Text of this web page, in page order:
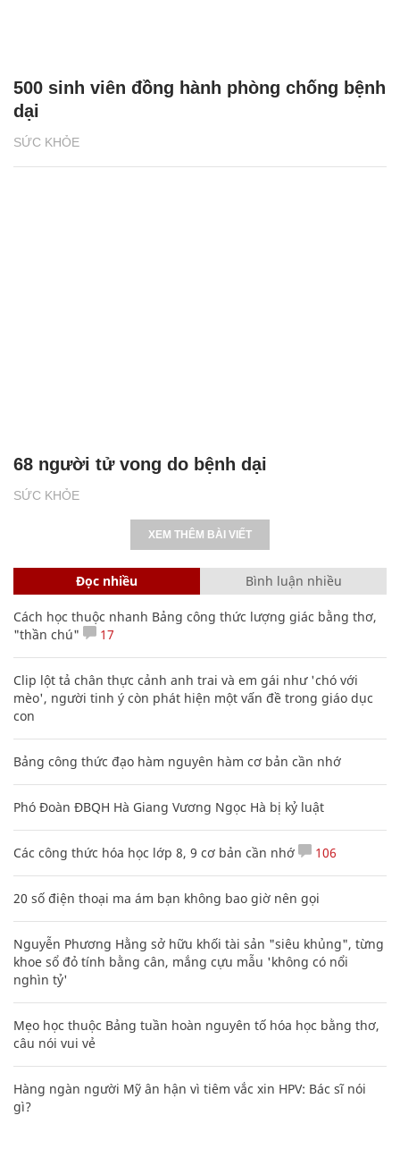
SỨC KHỎE
500 sinh viên đồng hành phòng chống bệnh
dại
SỨC KHỎE
68 người tử vong do bệnh dại
XEM THÊM BÀI VIẾT
Đọc nhiều Bình luận nhiều
Cách học thuộc nhanh Bảng công thức lượng giác bằng thơ,
"thần chú"
17
Clip lột tả chân thực cảnh anh trai và em gái như 'chó với
mèo', người tinh ý còn phát hiện một vấn đề trong giáo dục
con
Bảng công thức đạo hàm nguyên hàm cơ bản cần nhớ
Phó Đoàn ĐBQH Hà Giang Vương Ngọc Hà bị kỷ luật
Các công thức hóa học lớp 8, 9 cơ bản cần nhớ 106
20 số điện thoại ma ám bạn không bao giờ nên gọi
Nguyễn Phương Hằng sở hữu khối tài sản "siêu khủng", từng
khoe sổ đỏ tính bằng cân, mắng cựu mẫu 'không có nổi
nghìn tỷ'
Mẹo học thuộc Bảng tuần hoàn nguyên tố hóa học bằng thơ,
câu nói vui vẻ
Hàng ngàn người Mỹ ân hận vì tiêm vắc xin HPV: Bác sĩ nói
gì?